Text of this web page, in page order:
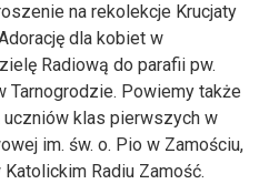
na rekolekcje Krucjaty
dla kobiet w
Radiową do parafii pw.
Tarnogrodzie. Powiemy także
klas pierwszych w
im. św. o. Pio w Zamościu,
Radiu Zamość.